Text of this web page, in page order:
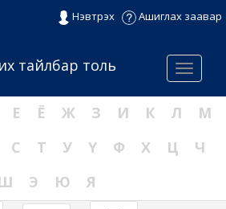
Нэвтрэх Ашиглах заавар
Menu
тайлбар толь
Е Ё Ж З И К Л
М
С Т У Ү Ф Х Ц
Ч
Э Ю Я